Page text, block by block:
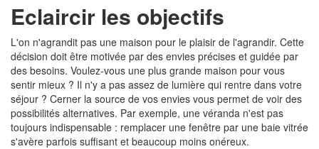
Eclaircir les objectifs
L'on n'agrandit pas une maison pour le plaisir de l'agrandir. Cette
décision doit être motivée par des envies précises et guidée par
des besoins. Voulez-vous une plus grande maison pour vous
sentir mieux ? Il n'y a pas assez de lumière qui rentre dans votre
séjour ? Cerner la source de vos envies vous permet de voir des
possibilités alternatives. Par exemple, une véranda n'est pas
toujours indispensable : remplacer une fenêtre par une baie vitrée
s'avère parfois suffisant et beaucoup moins onéreux.